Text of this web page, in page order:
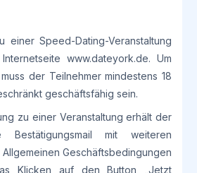
einer Speed-Dating-Veranstaltung
www.dateyork.de. Um
der Teilnehmer mindestens 18
geschäftsfähig sein.
zu einer Veranstaltung erhält der
Bestätigungsmail mit weiteren
Geschäftsbedingungen
Klicken auf den Button „Jetzt